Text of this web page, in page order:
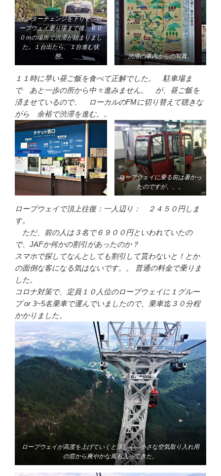
きつねうどんなのに、かけうど
んです。
インターチェンジを下りて、ロ
ープウェイ乗り場まで後、６０
０ｍの場所で渋滞が始まりまし
た。１台出たら、１台進む状
態。
渋滞の車内からの写真。
１１時に早い昼ご飯を食べて正解でした。 駐車場ま
で あと一歩の所から中々進みません。 が、昼ご飯を
済ませているので、 ローカルのFMに切り替えて聴きな
がら 余裕で渋滞を進む。。
ロープウェイに乗る前は暑かっ
たのですが、、。
ロープウェイで頂上往復：一人辺り： ２４５０円しま
す。
ただ、前の人は３名で６９００円といわれていたの
で、JAFか何かの割引があったのか？
スマホで探してなんとしても割引して貰わないと！とか
の面倒な客になる気はないです。。
普通の料金で乗りま
した。
コロナ対策で、定員１０人位のロープウェイに１グルー
プ or 3~5名乗車で運んでいましたので、乗車迄３０分程
かかりました。
ロープウェイが高度を上げていくと涼しく、小さな空気取り入れ用
の窓から爽やかな風も入ってきた。